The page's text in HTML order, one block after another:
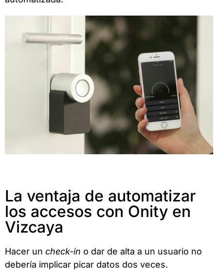
La ventaja de automatizar
los accesos con Onity en
Vizcaya
Hacer un check-in o dar de alta a un usuario no
debería implicar picar datos dos veces.